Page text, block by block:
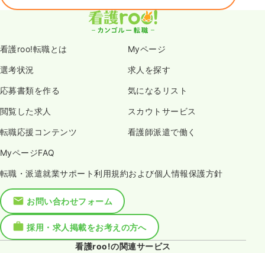
看護roo!転職とは Myページ
選考状況 求人を探す
応募書類を作る 気になるリスト
閲覧した求人 スカウトサービス
転職応援コンテンツ 看護師派遣で働く
MyページFAQ
転職・派遣就業サポート利用規約および個人情報保護方針
お問い合わせフォーム
採用・求人掲載をお考えの方へ
看護roo!の関連サービス